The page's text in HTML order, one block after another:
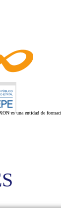
es una entidad de